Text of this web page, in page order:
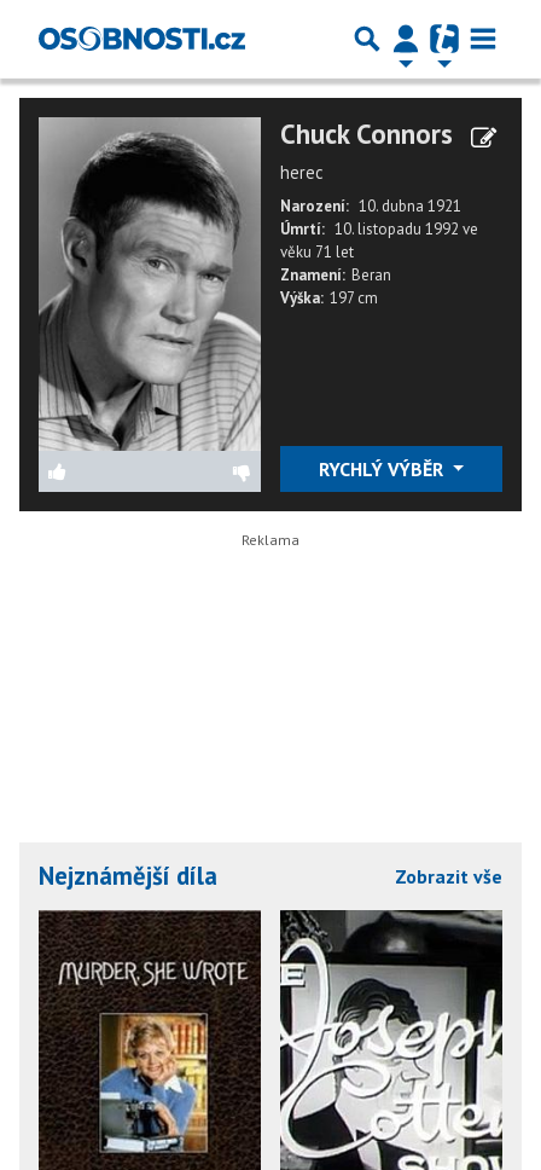
Chuck Connors
herec
Narození: 10. dubna 1921
Úmrtí: 10. listopadu 1992 ve
věku 71 let
Znamení: Beran
Výška: 197 cm
RYCHLÝ VÝBĚR
Nejznámější díla Zobrazit vše